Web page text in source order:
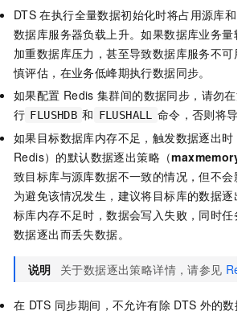
DTS 在执行全量数据初始化时将占用源库和
数据库服务器负载上升。如果数据库业务量
加重数据库压力，甚至导致数据库服务不可
慎评估，在业务低峰期执行数据同步。
如果配置 Redis 集群间的数据同步，请勿在
行 FLUSHDB 和 FLUSHALL 命令，否则将导
如果目标数据库内存不足，触发数据逐出时，
Redis） 的默认数据逐出策略（
致目标库与源库数据不一致的情况，但不会
为避免该情况发生，建议将目标库的数据逐出
标库内存不足时，数据会写入失败，同时任
数据逐出而丢失数据。
说明 关于数据逐出策略详情，请参见
在 DTS 同步期间，不允许有除 DTS 外的数据